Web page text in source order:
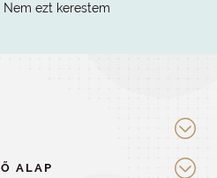
Nem ezt kerestem
ALAP